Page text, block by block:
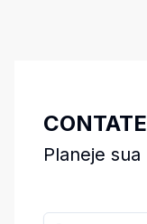
Planeje